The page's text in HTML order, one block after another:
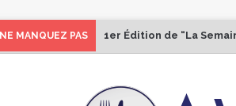
NE MANQUEZ PAS 1er Édition de “La